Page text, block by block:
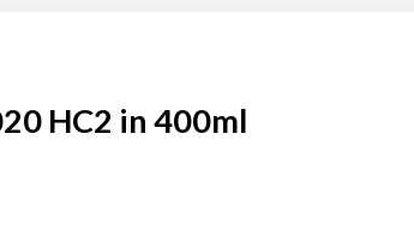
HC2 in 400ml